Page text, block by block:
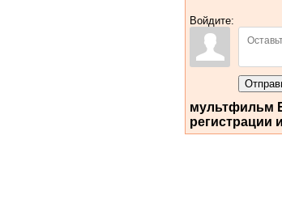
Войдите:
мультфильм
регистрации